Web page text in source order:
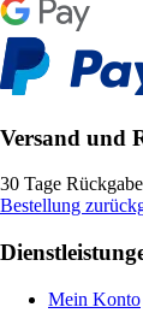
Versand und
30 Tage
Bestellung
Mein Konto